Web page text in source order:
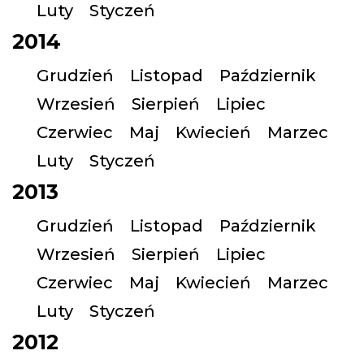
Luty
Styczeń
2014
Grudzień Listopad
Październik
Wrzesień
Sierpień
Lipiec
Czerwiec
Maj Kwiecień
Marzec
Luty
Styczeń
2013
Grudzień Listopad
Październik
Wrzesień
Sierpień
Lipiec
Czerwiec
Maj Kwiecień
Marzec
Luty
Styczeń
2012